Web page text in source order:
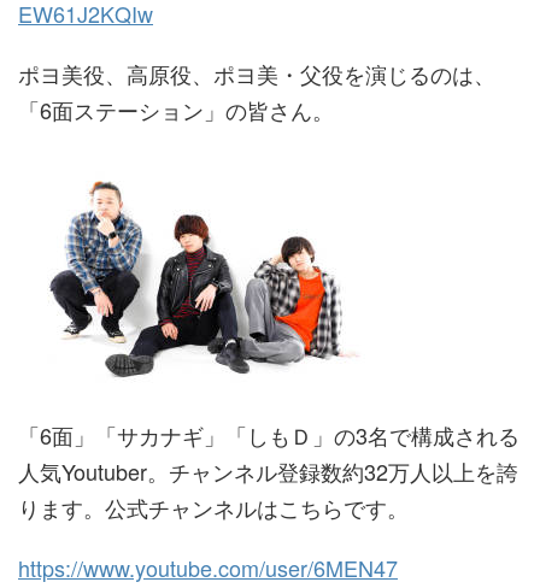
EW61J2KQIw
ポヨ美役、高原役、ポヨ美・父役を演じるのは、
「6面ステーション」の皆さん。
「6面」「サカナギ」「しもＤ」の3名で構成される
人気Youtuber。チャンネル登録数約32万人以上を誇
ります。公式チャンネルはこちらです。
https://www.youtube.com/user/6MEN47